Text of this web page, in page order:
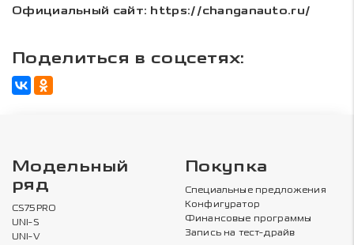
Официальный сайт: https://changanauto.ru/
Поделиться в соцсетях:
Модельный
ряд
CS75PRO
UNI-S
UNI-V
Покупка
Специальные предложения
Конфигуратор
Финансовые программы
Запись на тест-драйв